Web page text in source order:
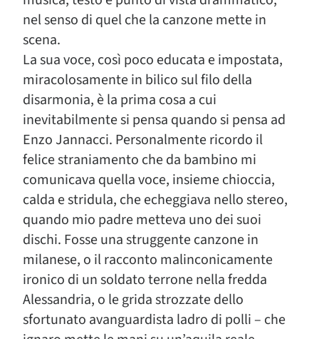
nel senso di quel che la canzone mette in
scena.
La sua voce, così poco educata e impostata,
miracolosamente in bilico sul filo della
disarmonia, è la prima cosa a cui
inevitabilmente si pensa quando si pensa ad
Enzo Jannacci. Personalmente ricordo il
felice straniamento che da bambino mi
comunicava quella voce, insieme chioccia,
calda e stridula, che echeggiava nello stereo,
quando mio padre metteva uno dei suoi
dischi. Fosse una struggente canzone in
milanese, o il racconto malinconicamente
ironico di un soldato terrone nella fredda
Alessandria, o le grida strozzate dello
sfortunato avanguardista ladro di polli – che